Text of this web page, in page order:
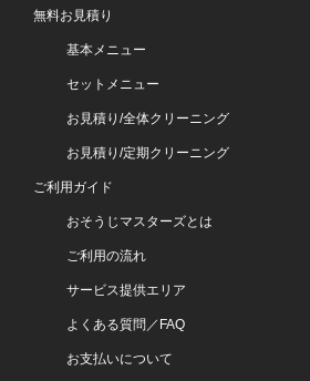
無料お見積り
基本メニュー
セットメニュー
お見積り/全体クリーニング
お見積り/定期クリーニング
ご利用ガイド
おそうじマスターズとは
ご利用の流れ
サービス提供エリア
よくある質問／FAQ
お支払いについて